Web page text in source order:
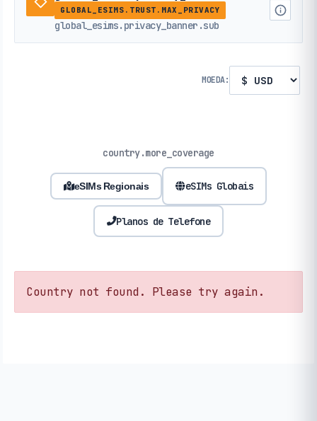
GLOBAL_ESIMS.TRUST.MAX_PRIVACY
global_esims.privacy_banner.sub
MOEDA:
country.more_coverage
eSIMs Regionais eSIMs Globais
Planos de Telefone
Country not found. Please try again.